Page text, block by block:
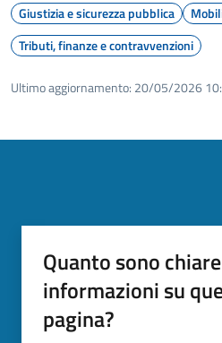
Giustizia e sicurezza pubblica
Tributi, finanze e contravvenzioni
Ultimo aggiornamento: 20/05/2026
Quanto sono
informazioni su
pagina?